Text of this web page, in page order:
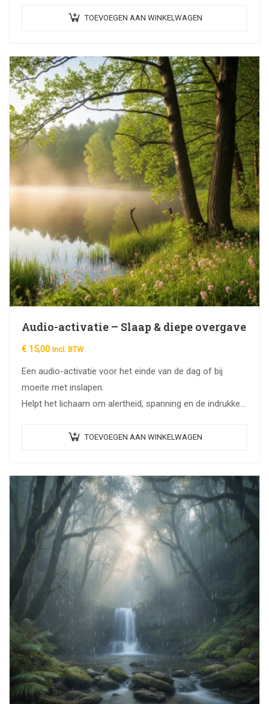
TOEVOEGEN AAN WINKELWAGEN
Audio-activatie – Slaap & diepe overgave
€ 15,00 Incl. BTW
Een audio-activatie voor het einde van de dag of bij
moeite met inslapen.
Helpt het lichaam om alertheid, spanning en de indrukken
TOEVOEGEN AAN WINKELWAGEN